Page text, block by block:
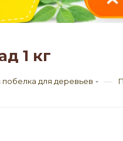
1 кг
побелка для деревьев —